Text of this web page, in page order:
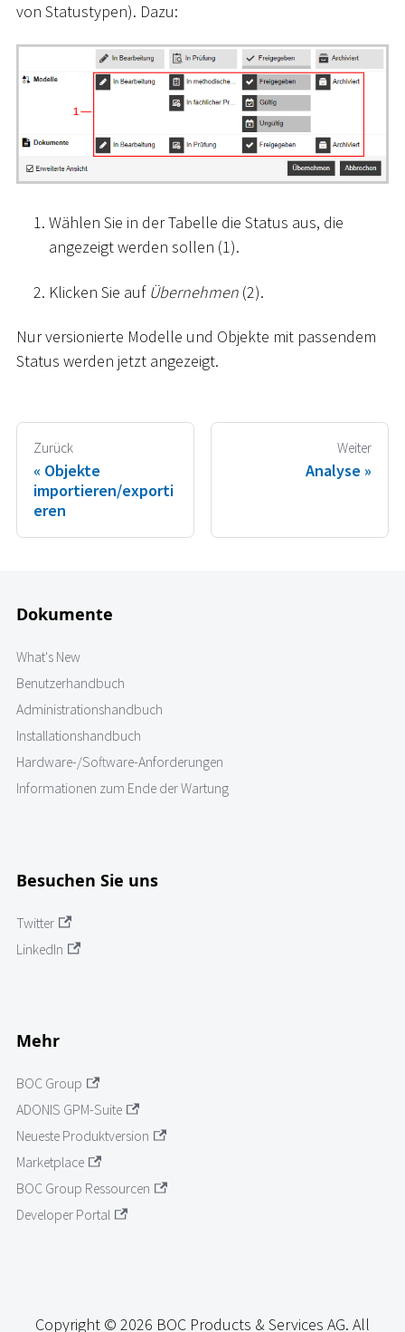
von Statustypen). Dazu:
Wählen Sie in der Tabelle die Status aus, die
angezeigt werden sollen (1).
Klicken Sie auf Übernehmen (2).
Nur versionierte Modelle und Objekte mit passendem
Status werden jetzt angezeigt.
Zurück
Objekte
importieren/exporti
eren
Weiter
Analyse
Dokumente
What's New
Benutzerhandbuch
Administrationshandbuch
Installationshandbuch
Hardware-/Software-Anforderungen
Informationen zum Ende der Wartung
Besuchen Sie uns
Twitter
LinkedIn
Mehr
BOC Group
ADONIS GPM-Suite
Neueste Produktversion
Marketplace
BOC Group Ressourcen
Developer Portal
Copyright © 2026 BOC Products & Services AG. All